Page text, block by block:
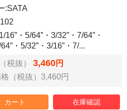
:SATA
16”・5/64”・3/32”・7/64”・
・5/32”・3/16”・7/...
税抜） 3,460円
（税抜）3,460円
カート 在庫確認